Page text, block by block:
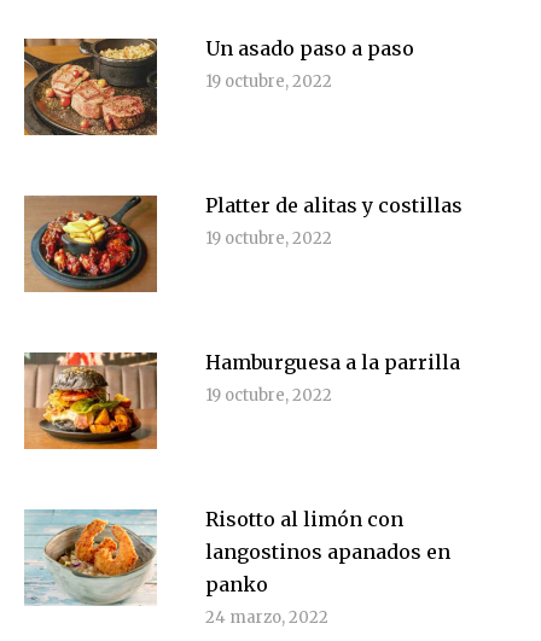
Un asado paso a paso
19 octubre, 2022
Platter de alitas y costillas
19 octubre, 2022
Hamburguesa a la parrilla
19 octubre, 2022
Risotto al limón con
langostinos apanados en
panko
24 marzo, 2022